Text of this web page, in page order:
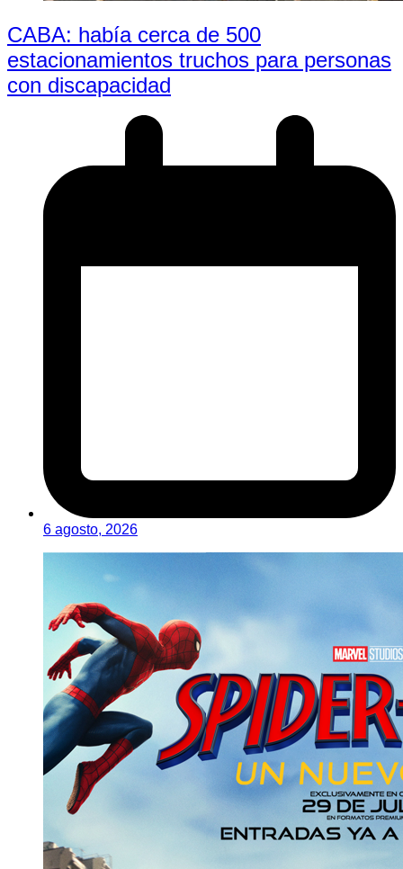
CABA: había cerca de 500
estacionamientos truchos para personas
con discapacidad
6 agosto, 2026